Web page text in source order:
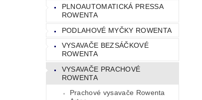
PLNOAUTOMATICKÁ PRESSA
ROWENTA
PODLAHOVÉ MYČKY ROWENTA
VYSAVAČE BEZSÁČKOVÉ
ROWENTA
VYSAVAČE PRACHOVÉ
ROWENTA
Prachové vysavače Rowenta